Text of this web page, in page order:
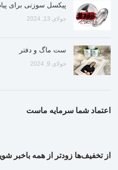
پیکسل سوزنی برای
جولای 13, 2024
ست ماگ و دفتر
جولای 9, 2024
اعتماد شما سرمایه ماست
از تخفیف‌ها زودتر از همه باخبر